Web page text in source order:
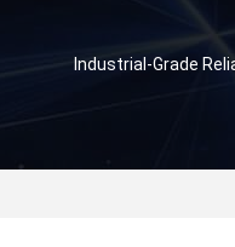
Industrial-Grade